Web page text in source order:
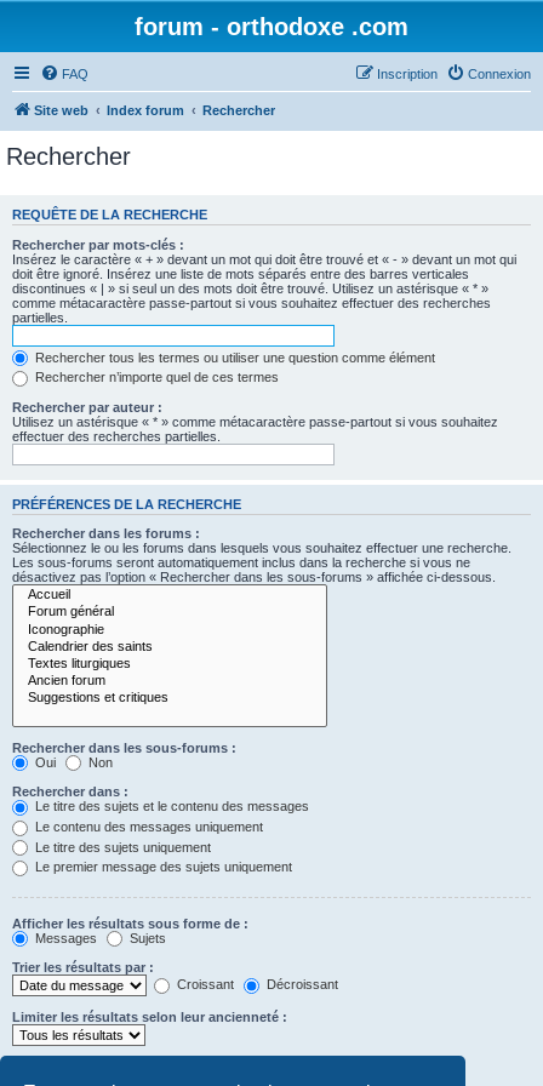
forum - orthodoxe .com
FAQ Connexion
Inscription
Site web Index forum Rechercher
Rechercher
REQUÊTE DE LA RECHERCHE
Rechercher par mots-clés :
Insérez le caractère « + » devant un mot qui doit être trouvé et « - » devant un mot qui
doit être ignoré. Insérez une liste de mots séparés entre des barres verticales
discontinues « | » si seul un des mots doit être trouvé. Utilisez un astérisque « * »
comme métacaractère passe-partout si vous souhaitez effectuer des recherches
partielles.
Rechercher tous les termes ou utiliser une question comme élément
Rechercher n’importe quel de ces termes
Rechercher par auteur :
Utilisez un astérisque « * » comme métacaractère passe-partout si vous souhaitez
effectuer des recherches partielles.
PRÉFÉRENCES DE LA RECHERCHE
Rechercher dans les forums :
Sélectionnez le ou les forums dans lesquels vous souhaitez effectuer une recherche.
Les sous-forums seront automatiquement inclus dans la recherche si vous ne
désactivez pas l’option « Rechercher dans les sous-forums » affichée ci-dessous.
Rechercher dans les sous-forums :
Oui
Non
Rechercher dans :
Le titre des sujets et le contenu des messages
Le contenu des messages uniquement
Le titre des sujets uniquement
Le premier message des sujets uniquement
Afficher les résultats sous forme de :
Messages
Sujets
Trier les résultats par :
Croissant
Décroissant
Limiter les résultats selon leur ancienneté :